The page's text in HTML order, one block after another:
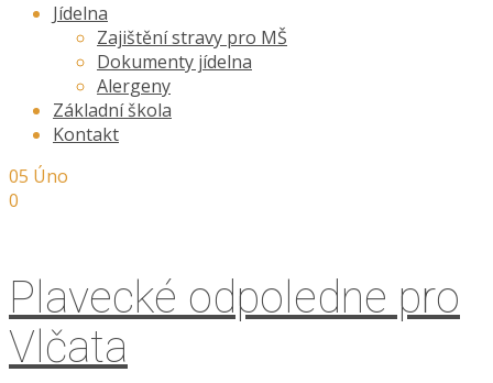
Jídelna
Zajištění stravy pro MŠ
Dokumenty jídelna
Alergeny
Základní škola
Kontakt
05 Úno
0
Plavecké odpoledne pro
Vlčata